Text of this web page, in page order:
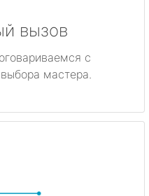
вызов
с
мастера.